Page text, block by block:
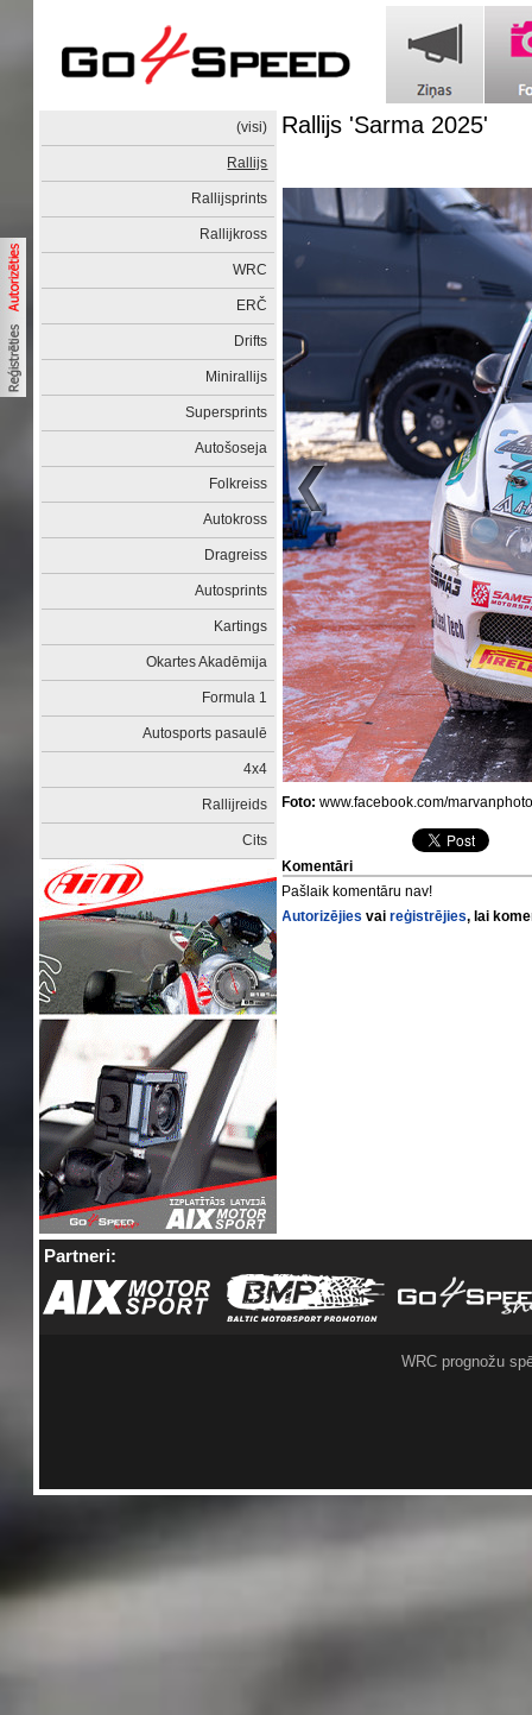
(visi)
Rallijs
Rallijsprints
Rallijkross
WRC
ERČ
Drifts
Minirallijs
Supersprints
Autošoseja
Folkreiss
Autokross
Dragreiss
Autosprints
Kartings
Okartes Akadēmija
Formula 1
Autosports pasaulē
4x4
Rallijreids
Cits
Rallijs 'Sarma 2025'
Foto: www.facebook.com/
Komentāri
Pašlaik komentāru nav!
Autorizējies vaireģistrējies, lai
Partneri:
WRC prognožu